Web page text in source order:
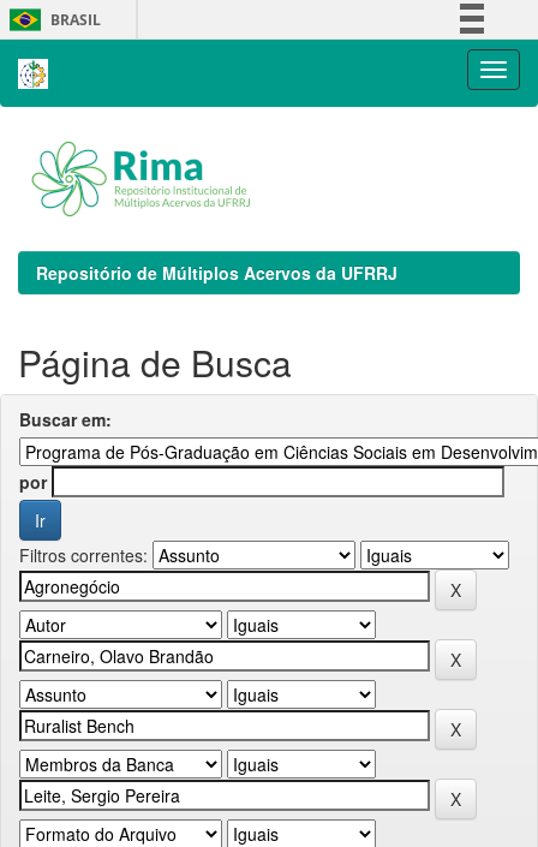
Skip
navigation
BRASIL
Repositório de Múltiplos Acervos da UFRRJ
Página de Busca
Buscar em:
por
Filtros correntes: